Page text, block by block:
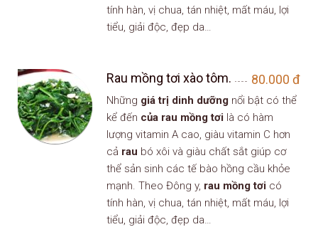
tính hàn, vị chua, tán nhiệt, mất máu, lợi
tiểu, giải độc, đẹp da…
80.000 đ
Rau mồng tơi xào tôm.
Những giá trị dinh dưỡng nổi bật có thể
kể đến của rau mồng tơi là có hàm
lượng vitamin A cao, giàu vitamin C hơn
cả rau bó xôi và giàu chất sắt giúp cơ
thể sản sinh các tế bào hồng cầu khỏe
mạnh. Theo Đông y, rau mồng tơi có
tính hàn, vị chua, tán nhiệt, mất máu, lợi
tiểu, giải độc, đẹp da…